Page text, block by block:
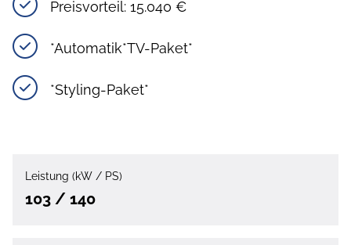
Preisvorteil: 15.040 €
*Automatik*TV-Paket*
*Styling-Paket*
Leistung (kW / PS)
103 / 140